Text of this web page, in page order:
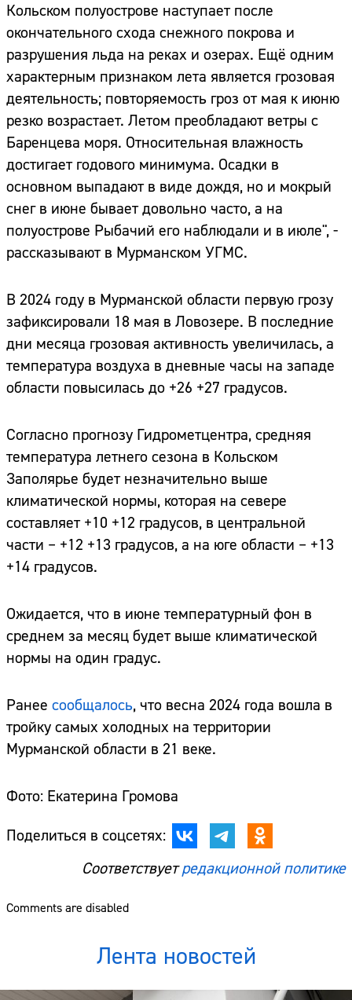
Кольском полуострове наступает после
окончательного схода снежного покрова и
разрушения льда на реках и озерах. Ещё одним
характерным признаком лета является грозовая
деятельность; повторяемость гроз от мая к июню
резко возрастает. Летом преобладают ветры с
Баренцева моря. Относительная влажность
достигает годового минимума. Осадки в
основном выпадают в виде дождя, но и мокрый
снег в июне бывает довольно часто, а на
полуострове Рыбачий его наблюдали и в июле", -
рассказывают в Мурманском УГМС.
В 2024 году в Мурманской области первую грозу
зафиксировали 18 мая в Ловозере. В последние
дни месяца грозовая активность увеличилась, а
температура воздуха в дневные часы на западе
области повысилась до +26 +27 градусов.
Согласно прогнозу Гидрометцентра, средняя
температура летнего сезона в Кольском
Заполярье будет незначительно выше
климатической нормы, которая на севере
составляет +10 +12 градусов, в центральной
части – +12 +13 градусов, а на юге области – +13
+14 градусов.
Ожидается, что в июне температурный фон в
среднем за месяц будет выше климатической
нормы на один градус.
Ранее сообщалось, что весна 2024 года вошла в
тройку самых холодных на территории
Мурманской области в 21 веке.
Фото: Екатерина Громова
Поделиться в соцсетях:
Соответствуетредакционной политике
Comments are disabled
Лента новостей